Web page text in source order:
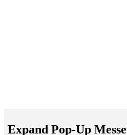
Expand Pop-Up